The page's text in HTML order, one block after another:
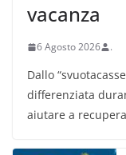
vacanza
6 Agosto 2026 .
Dallo
differenziata
aiutare a